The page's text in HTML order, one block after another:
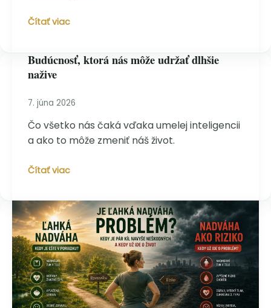
Tichý
jeden:
čo
cholesterol
našimi
cievami
prečo
Slováci
doplácajú
najviac.
Veda
našla
riešenie.
Čítať viac
Budúcnosť, ktorá nás môže udržať dlhšie
nažive
7. júna 2026
Čo všetko nás čaká vďaka umelej inteligencii
a ako to môže zmeniť náš život.
Budúcnosť,
môže
udržať
dlhšie
nažive
Čítať viac